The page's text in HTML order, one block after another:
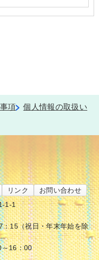
項
個人情報の取扱い
リンク
お問い合わせ
1-1
15（祝日・年末年始を除
～16：00